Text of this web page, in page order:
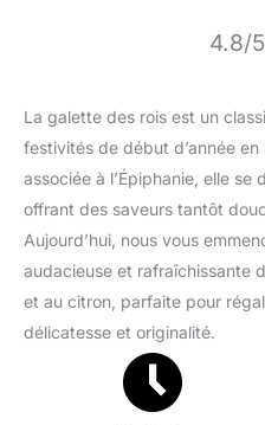
4.8/
La galette des rois est un
festivités de début d’année
associée à l’Épiphanie, elle se
offrant des saveurs tantôt
Aujourd’hui, nous vous
audacieuse et rafraîchissante
et au citron, parfaite pour
délicatesse et originalité.